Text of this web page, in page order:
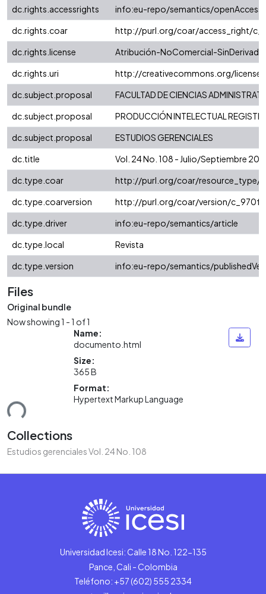
dc.rights.accessrights
info:eu-repo/semantics/openAccess
dc.rights.coar
http://purl.org/coar/access_right/
dc.rights.license
Atribución-NoComercial-
dc.rights.uri
http://creativecommons.org/
dc.subject.proposal
FACULTAD DE CIENCIAS
dc.subject.proposal
PRODUCCIÓN INTELECTUAL
dc.subject.proposal
ESTUDIOS GERENCIALES
dc.title
Vol. 24 No. 108 - Julio/Septiembre
dc.type.coar
http://purl.org/coar/resource_type/
dc.type.coarversion
http://purl.org/coar/version/
dc.type.driver
info:eu-repo/semantics/article
dc.type.local
Revista
dc.type.version
info:eu-repo/semantics/
Files
Original bundle
Now showing1 - 1 of 1
Name:
documento.html
Size:
365 B
Format:
Hypertext Markup Language
Collections
Estudios gerenciales Vol. 24 No. 108
Universidad Icesi: Calle 18 No. 122-135
Pance, Cali - Colombia
Teléfono: +57 (602) 555 2334